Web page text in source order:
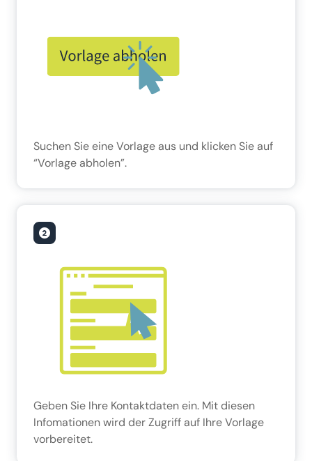
Suchen Sie eine Vorlage aus und klicken Sie auf
“Vorlage abholen”.
Geben Sie Ihre Kontaktdaten ein. Mit diesen
Infomationen wird der Zugriff auf Ihre Vorlage
vorbereitet.